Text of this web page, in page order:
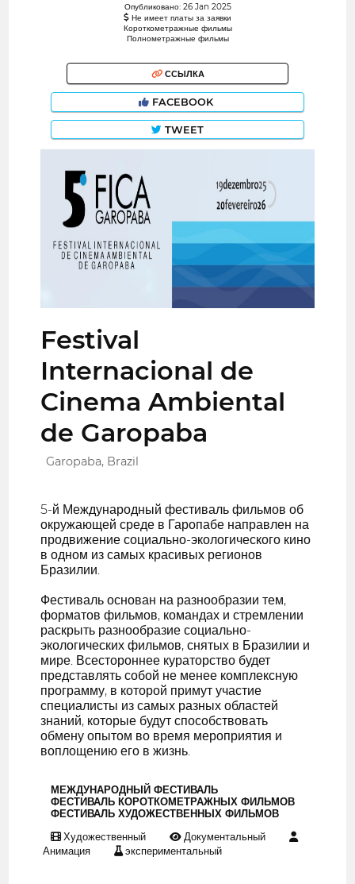
Опубликовано: 26 Jan 2025
Не имеет платы за заявки
Короткометражные фильмы
Полнометражные фильмы
ССЫЛКА
FACEBOOK
TWEET
Festival
Internacional de
Cinema Ambiental
de Garopaba
Garopaba, Brazil
5-й Международный фестиваль фильмов об
окружающей среде в Гаропабе направлен на
продвижение социально-экологического кино
в одном из самых красивых регионов
Бразилии.
Фестиваль основан на разнообразии тем,
форматов фильмов, командах и стремлении
раскрыть разнообразие социально-
экологических фильмов, снятых в Бразилии и
мире. Всестороннее кураторство будет
представлять собой не менее комплексную
программу, в которой примут участие
специалисты из самых разных областей
знаний, которые будут способствовать
обмену опытом во время мероприятия и
воплощению его в жизнь.
МЕЖДУНАРОДНЫЙ ФЕСТИВАЛЬ
ФЕСТИВАЛЬ КОРОТКОМЕТРАЖНЫХ ФИЛЬМОВ
ФЕСТИВАЛЬ ХУДОЖЕСТВЕННЫХ ФИЛЬМОВ
Художественный
Документальный
Анимация
экспериментальный